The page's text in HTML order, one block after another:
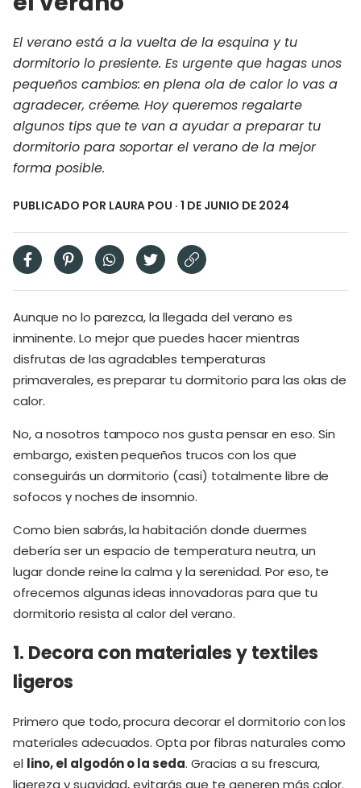
El verano está a la vuelta de la esquina y tu
dormitorio lo presiente. Es urgente que hagas unos
pequeños cambios: en plena ola de calor lo vas a
agradecer, créeme. Hoy queremos regalarte
algunos tips que te van a ayudar a preparar tu
dormitorio para soportar el verano de la mejor
forma posible.
PUBLICADO POR LAURA POU · 1 DE JUNIO DE 2024
Aunque no lo parezca, la llegada del verano es
inminente. Lo mejor que puedes hacer mientras
disfrutas de las agradables temperaturas
primaverales, es preparar tu dormitorio para las olas de
calor.
No, a nosotros tampoco nos gusta pensar en eso. Sin
embargo, existen pequeños trucos con los que
conseguirás un dormitorio (casi) totalmente libre de
sofocos y noches de insomnio.
Como bien sabrás, la habitación donde duermes
debería ser un espacio de temperatura neutra, un
lugar donde reine la calma y la serenidad. Por eso, te
ofrecemos algunas ideas innovadoras para que tu
dormitorio resista al calor del verano.
1. Decora con materiales y textiles
ligeros
Primero que todo, procura decorar el dormitorio con los
materiales adecuados. Opta por fibras naturales como
el lino, el algodón o la seda. Gracias a su frescura,
ligereza y suavidad, evitarás que te generen más calor.